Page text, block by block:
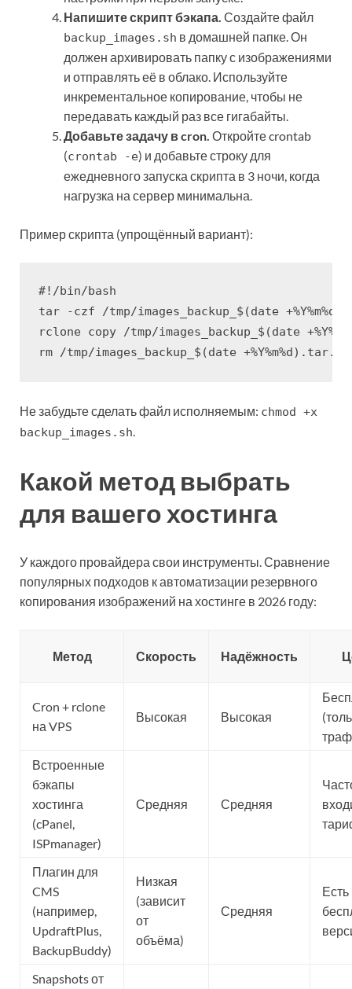
Напишите скрипт бэкапа. Создайте файл
backup_images.sh в домашней папке. Он
должен архивировать папку с изображениями
и отправлять её в облако. Используйте
инкрементальное копирование, чтобы не
передавать каждый раз все гигабайты.
Добавьте задачу в cron. Откройте crontab
(crontab -e) и добавьте строку для
ежедневного запуска скрипта в 3 ночи, когда
нагрузка на сервер минимальна.
Пример скрипта (упрощённый вариант):
#!/bin/bash
tar -czf /tmp/images_backup_$(date
rclone copy /tmp/images_backup_$(date
Не забудьте сделать файл исполняемым: chmod +x
backup_images.sh.
Какой метод выбрать
для вашего хостинга
У каждого провайдера свои инструменты. Сравнение
популярных подходов к автоматизации резервного
копирования изображений на хостинге в 2026 году:
Метод Скорость Надёжность
Cron + rclone
на VPS
Высокая Высокая
Встроенные
бэкапы
хостинга
(cPanel,
ISPmanager)
Средняя Средняя
Плагин для
CMS
(например,
UpdraftPlus,
BackupBuddy)
Низкая
(зависит
от
объёма)
Средняя
Есть
Snapshots от